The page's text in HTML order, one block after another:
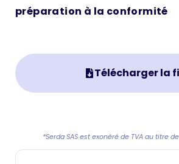
préparation à la conformité
Télécharger la
*Serda SAS est exonéré de TVA au titre